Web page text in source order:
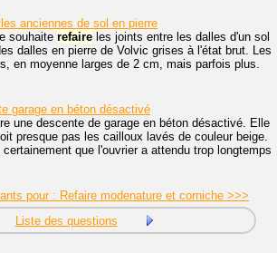
anciennes de sol en pierre
souhaite refaire les joints entre les dalles d'un sol
dalles en pierre de Volvic grises à l'état brut. Les
en moyenne larges de 2 cm, mais parfois plus.
garage en béton désactivé
une descente de garage en béton désactivé. Elle
presque pas les cailloux lavés de couleur beige.
que l'ouvrier a attendu trop longtemps
pour : Refaire modenature et corniche >>>
Liste des questions